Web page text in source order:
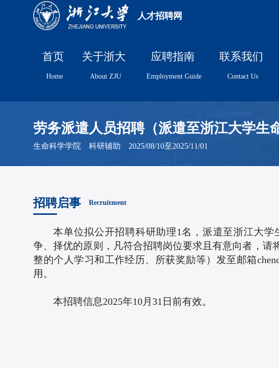
人才招聘网
首页
Home
关于浙大
About ZJU
应聘指南
Employment Guide
联系我们
Contact Us
劳务派遣人员招聘（派遣至浙江大学生
生命科学学院 科研辅助 2025/08/10至2025/11/01
招聘启事 Recruitment
本单位拟公开招聘科研助理1名，派遣至浙江大
争、择优的原则，凡符合招聘岗位要求且有意向者，请
整的个人学习和工作经历、所获奖励等）发至邮箱
用。
本招聘信息2025年10月31日前有效。